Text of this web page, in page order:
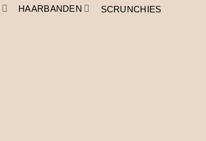
HAARBANDEN SCRUNCHIES